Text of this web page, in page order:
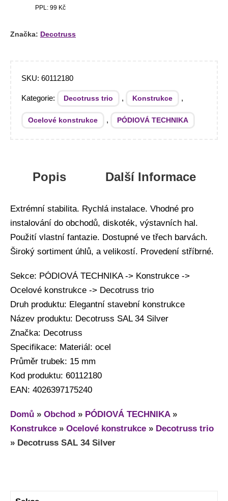
PPL: 99 Kč
Značka: Decotruss
SKU: 60112180
Kategorie: Decotruss trio , Konstrukce ,
Ocelové konstrukce , PÓDIOVÁ TECHNIKA
Popis Další Informace
Extrémní stabilita. Rychlá instalace. Vhodné pro
instalování do obchodů, diskoték, výstavních hal.
Použití vlastní fantazie. Dostupné ve třech barvách.
Široký sortiment úhlů, a velikostí. Provedení stříbrné.
Sekce: PÓDIOVÁ TECHNIKA -> Konstrukce ->
Ocelové konstrukce -> Decotruss trio
Druh produktu: Elegantní stavební konstrukce
Název produktu: Decotruss SAL 34 Silver
Značka: Decotruss
Specifikace: Materiál: ocel
Průměr trubek: 15 mm
Kod produktu: 60112180
EAN: 4026397175240
Domů » Obchod » PÓDIOVÁ TECHNIKA»
Konstrukce » Ocelové konstrukce » Decotruss trio
» Decotruss SAL 34 Silver